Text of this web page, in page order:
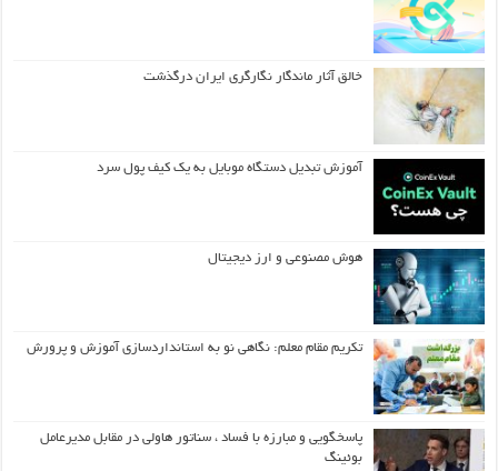
خالق آثار ماندگار نگارگری ایران درگذشت
آموزش تبدیل دستگاه موبایل به یک کیف‌ پول سرد
هوش مصنوعی و ارز دیجیتال
تکریم مقام معلم: نگاهی نو به استانداردسازی آموزش و پرورش
پاسخگویی و مبارزه با فساد ، سناتور هاولی در مقابل مدیرعامل
بوئینگ